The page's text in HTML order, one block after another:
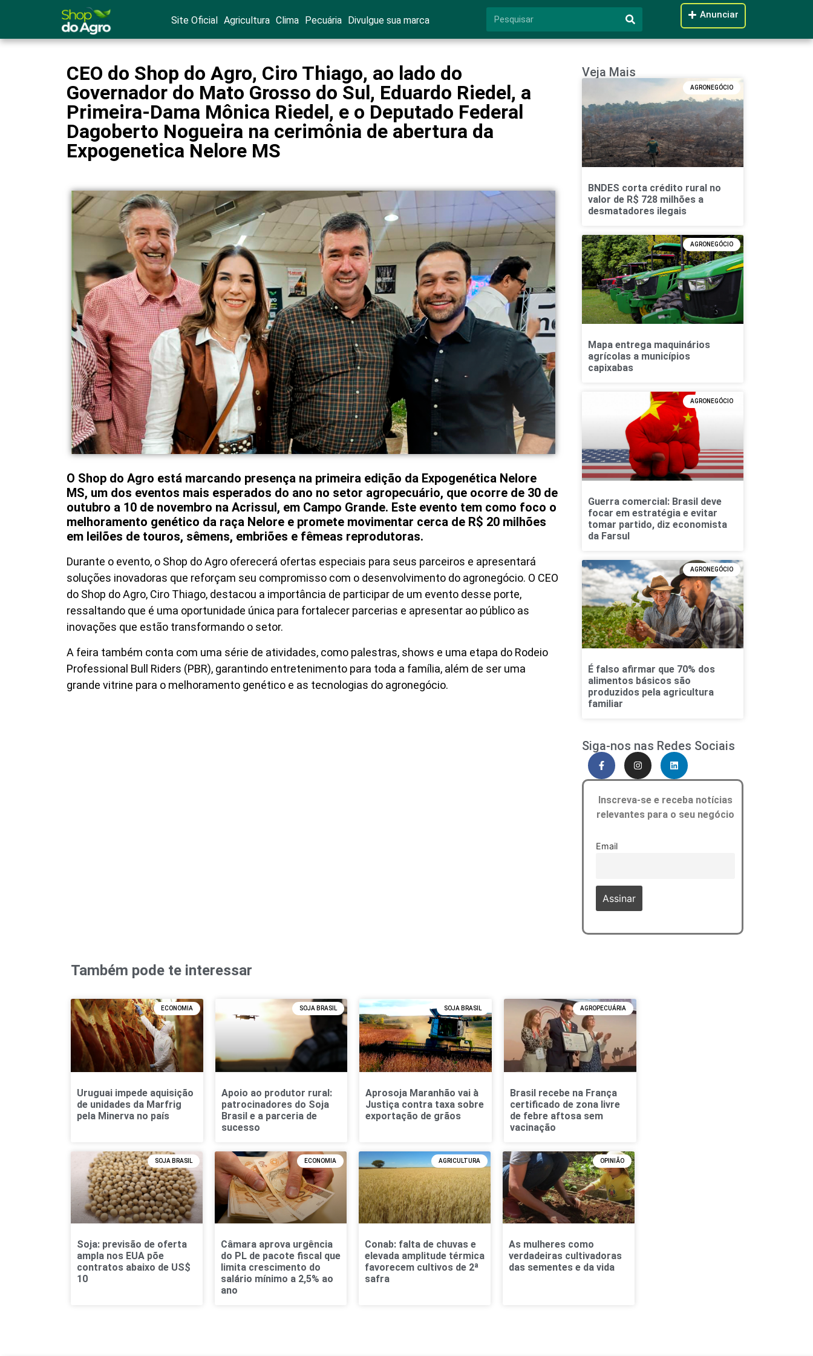
Site Oficial Agricultura Clima Pecuária Divulgue sua marca Anunciar
CEO do Shop do Agro, Ciro Thiago, ao lado do
Governador do Mato Grosso do Sul, Eduardo Riedel, a
Primeira-Dama Mônica Riedel, e o Deputado Federal
Dagoberto Nogueira na cerimônia de abertura da
Expogenetica Nelore MS
O Shop do Agro está marcando presença na primeira edição da Expogenética Nelore
MS, um dos eventos mais esperados do ano no setor agropecuário, que ocorre de 30 de
outubro a 10 de novembro na Acrissul, em Campo Grande. Este evento tem como foco o
melhoramento genético da raça Nelore e promete movimentar cerca de R$ 20 milhões
em leilões de touros, sêmens, embriões e fêmeas reprodutoras.
Durante o evento, o Shop do Agro oferecerá ofertas especiais para seus parceiros e apresentará
soluções inovadoras que reforçam seu compromisso com o desenvolvimento do agronegócio. O CEO
do Shop do Agro, Ciro Thiago, destacou a importância de participar de um evento desse porte,
ressaltando que é uma oportunidade única para fortalecer parcerias e apresentar ao público as
inovações que estão transformando o setor.
A feira também conta com uma série de atividades, como palestras, shows e uma etapa do Rodeio
Professional Bull Riders (PBR), garantindo entretenimento para toda a família, além de ser uma
grande vitrine para o melhoramento genético e as tecnologias do agronegócio.
Veja Mais
AGRONEGÓCIO
BNDES corta crédito rural no
valor de R$ 728 milhões a
desmatadores ilegais
AGRONEGÓCIO
Mapa entrega maquinários
agrícolas a municípios
capixabas
AGRONEGÓCIO
Guerra comercial: Brasil deve
focar em estratégia e evitar
tomar partido, diz economista
da Farsul
AGRONEGÓCIO
É falso afirmar que 70% dos
alimentos básicos são
produzidos pela agricultura
familiar
Siga-nos nas Redes Sociais
Inscreva-se e receba notícias
relevantes para o seu negócio
Email
Também pode te interessar
ECONOMIA
Uruguai impede aquisição
de unidades da Marfrig
pela Minerva no país
SOJA BRASIL
Apoio ao produtor rural:
patrocinadores do Soja
Brasil e a parceria de
sucesso
SOJA BRASIL
Aprosoja Maranhão vai à
Justiça contra taxa sobre
exportação de grãos
AGROPECUÁRIA
Brasil recebe na França
certificado de zona livre
de febre aftosa sem
vacinação
SOJA BRASIL
Soja: previsão de oferta
ampla nos EUA põe
contratos abaixo de US$
10
ECONOMIA
Câmara aprova urgência
do PL de pacote fiscal que
limita crescimento do
salário mínimo a 2,5% ao
ano
AGRICULTURA
Conab: falta de chuvas e
elevada amplitude térmica
favorecem cultivos de 2ª
safra
OPINIÃO
As mulheres como
verdadeiras cultivadoras
das sementes e da vida